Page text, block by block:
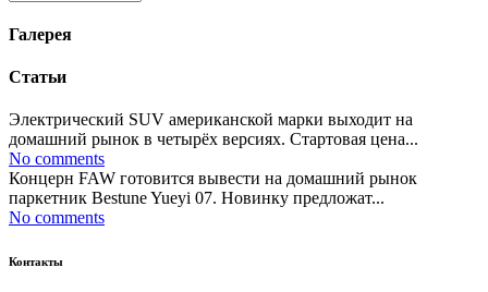
Галерея
Статьи
Электрический SUV американской марки выходит на
домашний рынок в четырёх версиях. Стартовая цена...
No comments
Концерн FAW готовится вывести на домашний рынок
паркетник Bestune Yueyi 07. Новинку предложат...
No comments
Контакты